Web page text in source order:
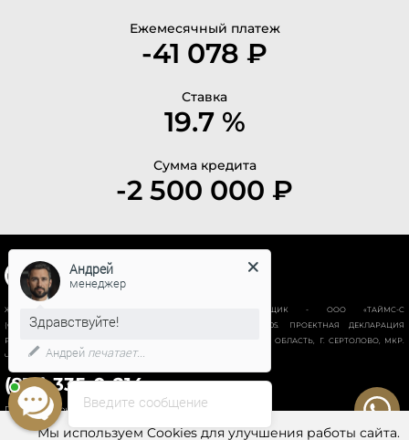
Ежемесячный платеж
-41 078 ₽
Ставка
19.7 %
Сумма кредита
-2 500 000 ₽
ЖИЛОЙ КОМПЛЕКС “НОВАЯ ИСТОРИЯ”. ЗАСТРОЙЩИК - ООО «ТАЙМС-С
(СПЕЦИАЛИЗИРОВАННЫЙ ЗАСТРОЙЩИК)», ИНН 78028928605. ПРОЕКТНАЯ ДЕКЛАРАЦИЯ
РАЗМЕЩЕНА НА ПОРТАЛЕ НАШ.ДОМ.РФ. АДРЕС ОБЪЕКТА: ЛЕН. ОБЛАСТЬ, Г. СЕРТОЛОВО, МКР.
ЧЕРНАЯ РЕЧКА, ВОСТОЧНО-ВЫБОРГСКОЕ ШОССЕ, УЧАСТОК № 18
(812) 335-0-214
Политика конфиденциальности
Мы используем Cookies для улучшения работы сайта.
Введите сообщение
Андрей
менеджер
Здравствуйте!
Андрейпечатает...